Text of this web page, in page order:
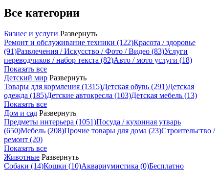
Все категории
Бизнес и услуги Развернуть
Ремонт и обслуживание техники (122)Красота / здоровье
(91)Развлечения / Искусство / Фото / Видео (83)Услуги
переводчиков / набор текста (82)Авто / мото услуги (18)
Показать все
Детский мир Развернуть
Товары для кормления (1315)Детская обувь (291)Детская
одежда (185)Детские автокресла (103)Детская мебель (13)
Показать все
Дом и сад Развернуть
Предметы интерьера (1051)Посуда / кухонная утварь
(650)Мебель (208)Прочие товары для дома (23)Строительство /
ремонт (20)
Показать все
Животные Развернуть
Собаки (14)Кошки (10)Аквариумистика (0)Бесплатно